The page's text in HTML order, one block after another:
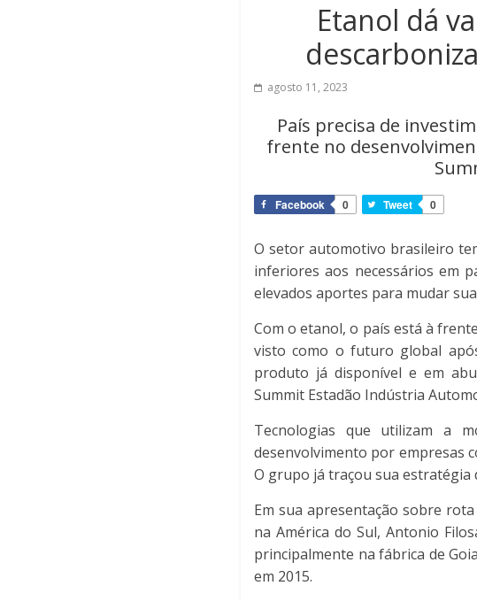
Etanol dá
agosto 11, 2023
País precisa de
frente no
Facebook 0 Tweet 0
O setor automotivo brasileiro
inferiores aos necessários em
elevados aportes para mudar
Com o etanol, o país está à
visto como o futuro global
produto já disponível e em
Summit Estadão Indústria
Tecnologias que utilizam a
desenvolvimento por empresas
O grupo já traçou sua estratégia
Em sua apresentação sobre
na América do Sul, Antonio
principalmente na fábrica de
em 2015.